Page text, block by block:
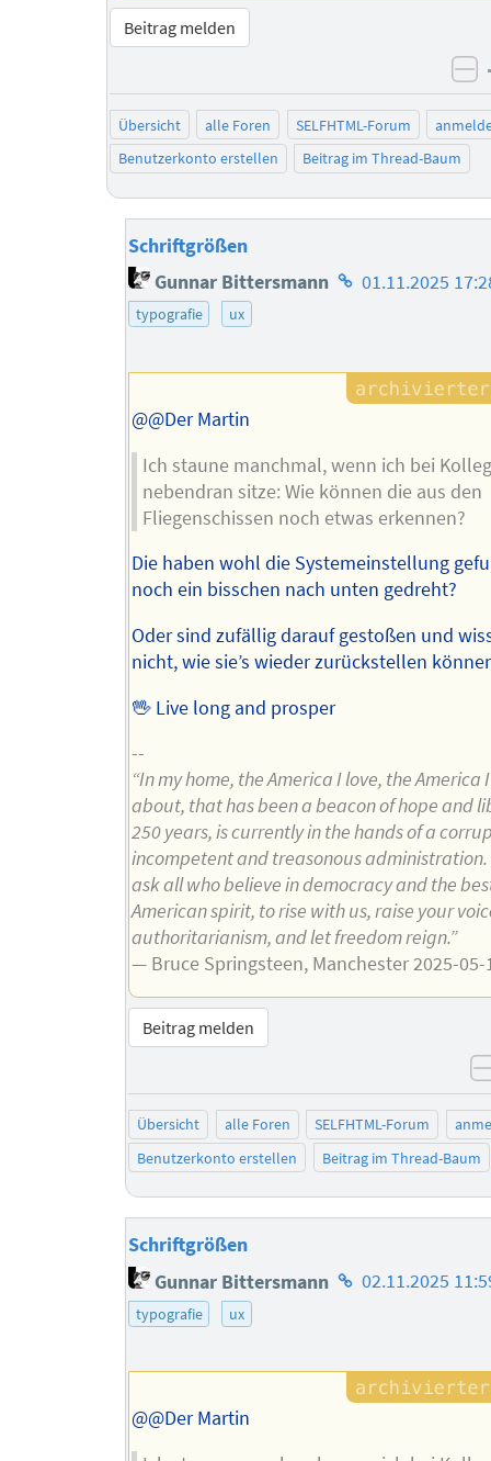
Beitrag melden
Übersicht alle Foren SELFHTML-Forum
Benutzerkonto erstellen
Beitrag im Thread-Baum
Schriftgrößen
Gunnar Bittersmann Homepage
01.11.2025
typografie ux
@@Der Martin
Ich staune manchmal, wenn ich bei
nebendran sitze: Wie können die aus den
Fliegenschissen noch etwas erkennen?
Die haben wohl die Systemeinstellung
noch ein bisschen nach unten gedreht?
Oder sind zufällig darauf gestoßen und
nicht, wie sie’s wieder zurückstellen
🖖 Live long and prosper
--
“In my home, the America I love, the
about, that has been a beacon of hope and
250 years, is currently in the hands of a
incompetent and treasonous administration.
ask all who believe in democracy and the
American spirit, to rise with us, raise your
authoritarianism, and let freedom reign.”
— Bruce Springsteen, Manchester 2025-05-
Beitrag melden
Übersicht alle Foren SELFHTML-Forum
Benutzerkonto erstellen
Beitrag im Thread-Baum
Schriftgrößen
Gunnar Bittersmann Homepage
02.11.2025
typografie ux
@@Der Martin